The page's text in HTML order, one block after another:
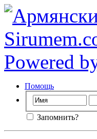
Помощь
Запомнить?